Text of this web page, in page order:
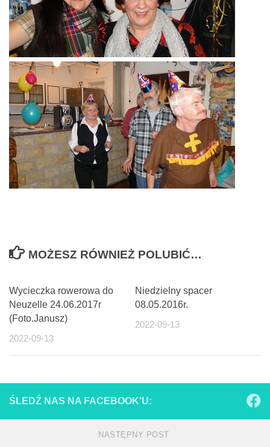
MOŻESZ RÓWNIEŻ POLUBIĆ…
Wycieczka rowerowa do
Neuzelle 24.06.2017r
(Foto.Janusz)
2022-09-13
Niedzielny spacer
08.05.2016r.
2022-09-13
ŚLEDŹ NAS NA FACEBOOK'U:
NASTĘPNY POST